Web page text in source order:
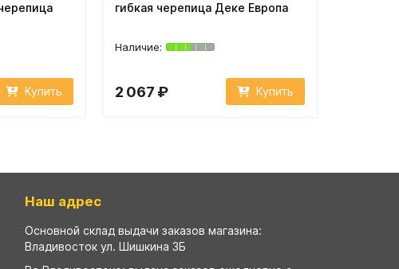
Купить
гибкая черепица Деке Европа
2 067 ₽ Купить
Наш адрес
Основной склад выдачи заказов магазина:
Владивосток ул. Шишкина 3Б